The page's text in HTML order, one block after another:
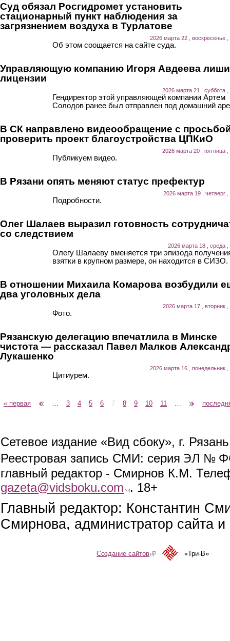
Суд обязал Росгидромет установить
стационарный пункт наблюдения за
загрязнением воздуха в Турлатове
2026 марта 22 , воскресенье ,
Об этом соощается на сайте суда.
Управляющую компанию Игоря Авдеева
лицензии
2026 марта 21 , суббота ,
Гендиректор этой управляющей компании Артем
Солодов ранее был отправлен под домашний
В СК направлено видеообращение с
проверить проект благоустройства ЦПКиО
2026 марта 20 , пятница ,
Публикуем видео.
В Рязани опять меняют статус префектур
2026 марта 19 , четверг ,
Подробности.
Олег Шалаев выразил готовность
со следствием
2026 марта 18 , среда ,
Олегу Шалаеву вменяется три эпизода
взятки в крупном размере, он находится в СИЗО.
В отношении Михаила Комарова возбудили
два уголовных дела
2026 марта 17 , вторник ,
Фото.
Рязанскую делегацию впечатлила в Минске
чистота — рассказал Павел Малков
Лукашенко
2026 марта 16 , понедельник ,
Цитиурем.
Страницы
« первая 3 4 5 6 7 8 9 10 11
Сетевое издание «Вид сбоку», г.
Реестровая запись СМИ: серия ЭЛ №
главный редактор - Смирнов К.М.
gazeta@vidsboku.com (link sends e-mail)
. 18+
Главный редактор: Константин
Смирнова, администратор сайта
Создание сайтов(link is external)«Три-В»